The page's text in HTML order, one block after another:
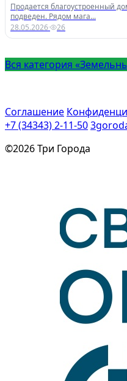
Продается благоустроенный
подведен. Рядом мага...
28.05.2026· 26
Вся категория
Соглашение
+7 (34343) 2-11-50
©2026 Три Города